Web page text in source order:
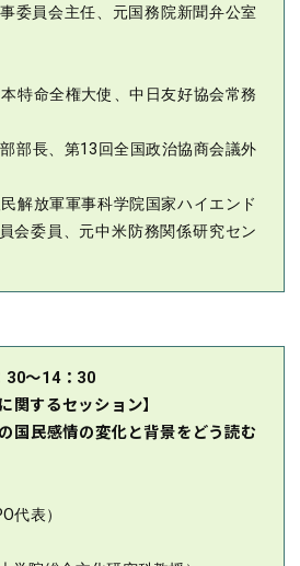
委員会主任、元国務院新聞弁公室
命全権大使、中日友好協会常務
長、第13回全国政治協商会議外
放軍軍事科学院国家ハイエンド
会委員、元中米防務関係研究セン
30～14：30
関するセッション】
国民感情の変化と背景をどう読む
代表）